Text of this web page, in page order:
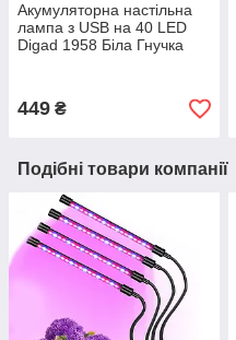
Акумуляторна настільна
лампа з USB на 40 LED
Digad 1958 Біла Гнучка
449 ₴
Подібні товари компанії